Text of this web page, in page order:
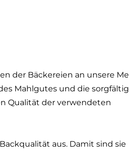
der Bäckereien an unsere
Mahlgutes und die
Qualität der verwendeten
aus. Damit sind sie